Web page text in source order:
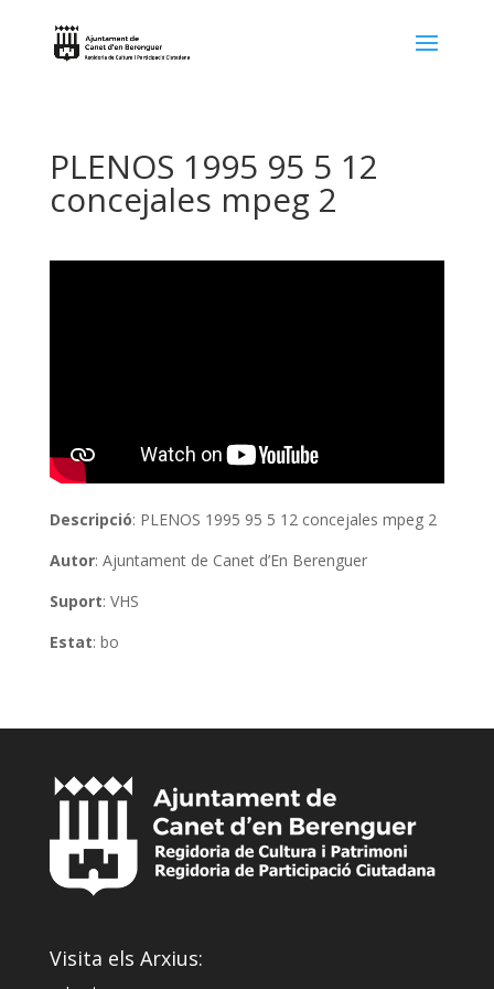
PLENOS 1995 95 5 12
concejales mpeg 2
Descripció: PLENOS 1995 95 5 12 concejales mpeg 2
Autor: Ajuntament de Canet d’En Berenguer
Suport: VHS
Estat: bo
Visita els Arxius: